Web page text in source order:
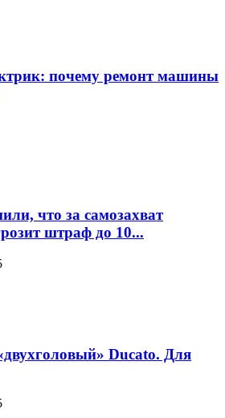
почему ремонт машины
что за самозахват
штраф до 10...
Ducato. Для